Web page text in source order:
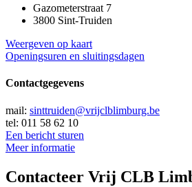
Gazometerstraat 7
3800 Sint-Truiden
Weergeven op kaart
Openingsuren en sluitingsdagen
Contactgegevens
mail: sinttruiden@vrijclblimburg.be
tel: 011 58 62 10
Een bericht sturen
Meer informatie
Contacteer Vrij CLB